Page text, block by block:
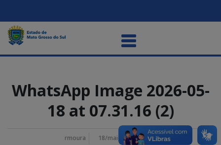
WhatsApp Image 2026-05-
18 at 07.31.16 (2)
rmoura
18/maio/2026 8:00 am